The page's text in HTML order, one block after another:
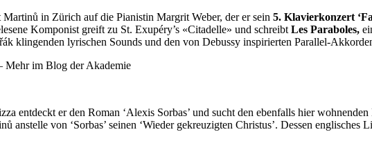
in Zürich auf die Pianistin Margrit Weber, der er sein 5. Klavierkonzert
Komponist greift zu St. Exupéry’s «Citadelle» und schreibt Les Paraboles,
klingenden lyrischen Sounds und den von Debussy inspirierten Parallel-
entdeckt er den Roman ‘Alexis Sorbas’ und sucht den ebenfalls hier
anstelle von ‘Sorbas’ seinen ‘Wieder gekreuzigten Christus’. Dessen